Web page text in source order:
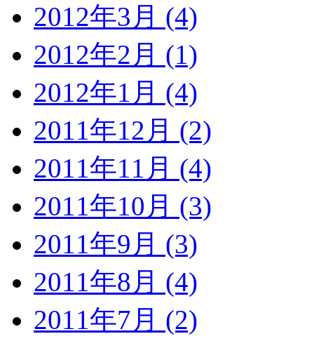
2012年3月 (4)
2012年2月 (1)
2012年1月 (4)
2011年12月 (2)
2011年11月 (4)
2011年10月 (3)
2011年9月 (3)
2011年8月 (4)
2011年7月 (2)